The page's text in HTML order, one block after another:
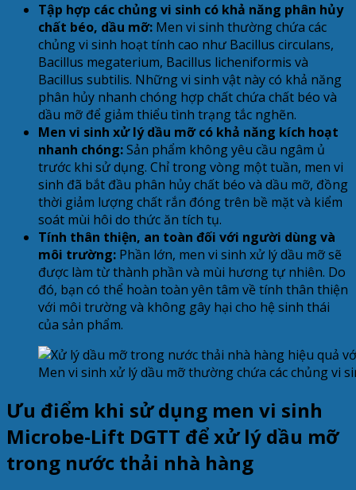
Tập hợp các chủng vi sinh có khả năng phân hủy
chất béo, dầu mỡ: Men vi sinh thường chứa các
chủng vi sinh hoạt tính cao như Bacillus circulans,
Bacillus megaterium, Bacillus licheniformis và
Bacillus subtilis. Những vi sinh vật này có khả năng
phân hủy nhanh chóng hợp chất chứa chất béo và
dầu mỡ để giảm thiểu tình trạng tắc nghẽn.
Men vi sinh xử lý dầu mỡ có khả năng kích hoạt
nhanh chóng:Sản phẩm không yêu cầu ngâm ủ
trước khi sử dụng. Chỉ trong vòng một tuần, men vi
sinh đã bắt đầu phân hủy chất béo và dầu mỡ, đồng
thời giảm lượng chất rắn đóng trên bề mặt và kiểm
soát mùi hôi do thức ăn tích tụ.
Tính thân thiện, an toàn đối với người dùng và
môi trường: Phần lớn, men vi sinh xử lý dầu mỡ sẽ
được làm từ thành phần và mùi hương tự nhiên. Do
đó, bạn có thể hoàn toàn yên tâm về tính thân thiện
với môi trường và không gây hại cho hệ sinh thái
của sản phẩm.
Men vi sinh xử lý dầu mỡ thường chứa các chủng vi
Ưu điểm khi sử dụng men vi sinh
Microbe-Lift DGTT để xử lý dầu mỡ
trong nước thải nhà hàng